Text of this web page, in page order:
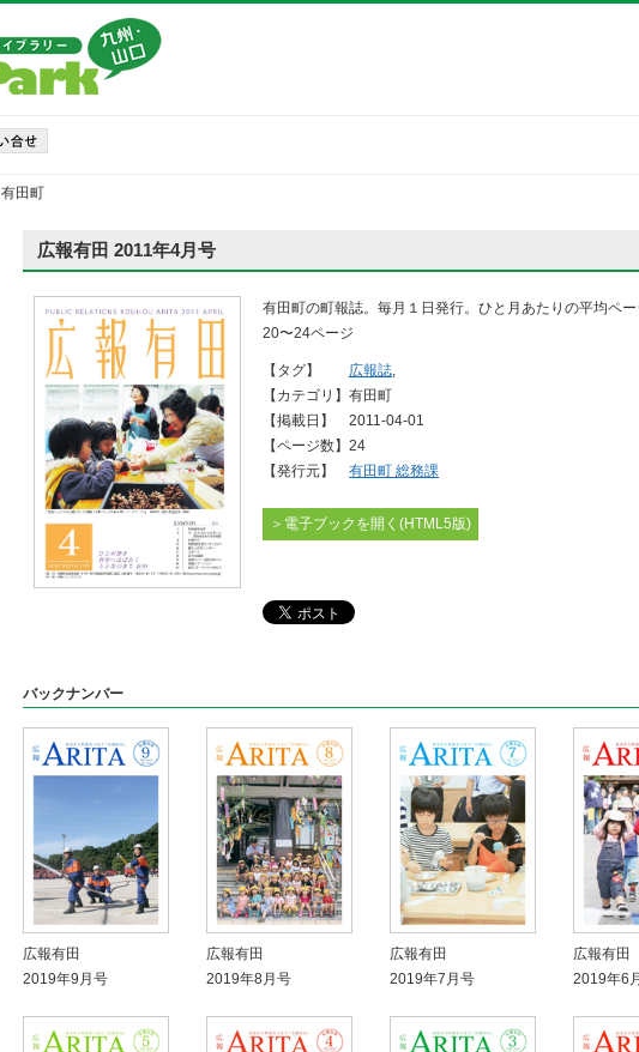
有田町
広報有田 2011年4月号
有田町の町報誌。毎月１日発行。ひと月あたりの平均ペ
20〜24ページ
【タグ】 広報誌,
【カテゴリ】 有田町
【掲載日】
2011-04-01
【ページ数】 24
【発行元】
有田町 総務課
＞電子ブックを開く(HTML5版)
バックナンバー
広報有田
2019年9月号
広報有田
2019年8月号
広報有田
2019年7月号
広報有田
2019年6